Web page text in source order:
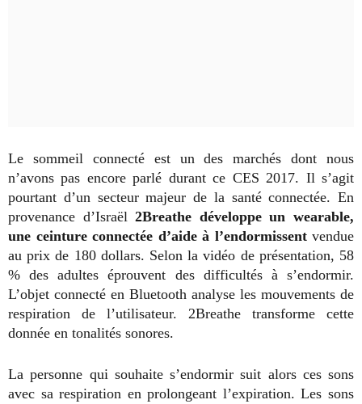
Le sommeil connecté est un des marchés dont nous
n’avons pas encore parlé durant ce CES 2017. Il s’agit
pourtant d’un secteur majeur de la santé connectée. En
provenance d’Israël2Breathe développe un wearable,
une ceinture connectée d’aide à l’endormissentvendue
au prix de 180 dollars. Selon la vidéo de présentation, 58
% des adultes éprouvent des difficultés à s’endormir.
L’objet connecté en Bluetooth analyse les mouvements de
respiration de l’utilisateur. 2Breathe transforme cette
donnée en tonalités sonores.
La personne qui souhaite s’endormir suit alors ces sons
avec sa respiration en prolongeant l’expiration. Les sons